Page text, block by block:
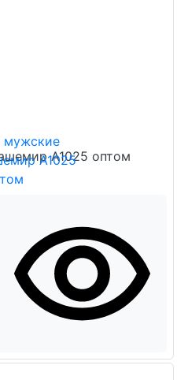
А1025 оптом